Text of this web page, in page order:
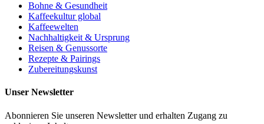
Bohne & Gesundheit
Kaffeekultur global
Kaffeewelten
Nachhaltigkeit & Ursprung
Reisen & Genussorte
Rezepte & Pairings
Zubereitungskunst
Unser Newsletter
Abonnieren Sie unseren Newsletter und erhalten Zugang zu